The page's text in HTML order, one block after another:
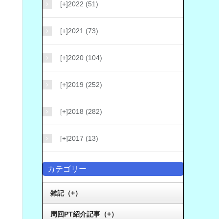
[+]2022 (51)
[+]2021 (73)
[+]2020 (104)
[+]2019 (252)
[+]2018 (282)
[+]2017 (13)
カテゴリー
雑記（+）
周回PT紹介記事（+）